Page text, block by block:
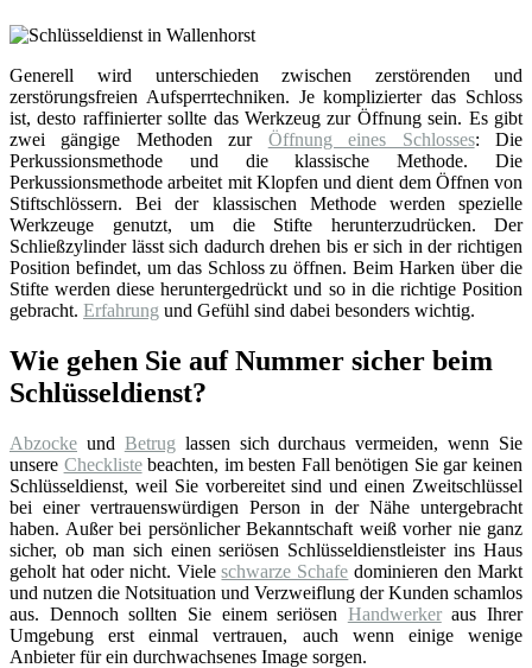
Generell wird unterschieden zwischen zerstörenden und
zerstörungsfreien Aufsperrtechniken. Je komplizierter das Schloss
ist, desto raffinierter sollte das Werkzeug zur Öffnung sein. Es gibt
zwei gängige Methoden zur Öffnung eines Schlosses: Die
Perkussionsmethode und die klassische Methode. Die
Perkussionsmethode arbeitet mit Klopfen und dient dem Öffnen von
Stiftschlössern. Bei der klassischen Methode werden spezielle
Werkzeuge genutzt, um die Stifte herunterzudrücken. Der
Schließzylinder lässt sich dadurch drehen bis er sich in der richtigen
Position befindet, um das Schloss zu öffnen. Beim Harken über die
Stifte werden diese heruntergedrückt und so in die richtige Position
gebracht. Erfahrung und Gefühl sind dabei besonders wichtig.
Wie gehen Sie auf Nummer sicher beim
Schlüsseldienst?
Abzocke und Betrug lassen sich durchaus vermeiden, wenn Sie
unsere Checklistebeachten, im besten Fall benötigen Sie gar keinen
Schlüsseldienst, weil Sie vorbereitet sind und einen Zweitschlüssel
bei einer vertrauenswürdigen Person in der Nähe untergebracht
haben. Außer bei persönlicher Bekanntschaft weiß vorher nie ganz
sicher, ob man sich einen seriösen Schlüsseldienstleister ins Haus
geholt hat oder nicht. Vieleschwarze Schafe dominieren den Markt
und nutzen die Notsituation und Verzweiflung der Kunden schamlos
aus. Dennoch sollten Sie einem seriösen Handwerkeraus Ihrer
Umgebung erst einmal vertrauen, auch wenn einige wenige
Anbieter für ein durchwachsenes Image sorgen.